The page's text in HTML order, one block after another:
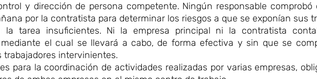
y dirección de persona competente. Ningún responsable comprobó
por la contratista para determinar los riesgos a que se exponían sus
la tarea insuficientes. Ni la empresa principal ni la contratista
el cual se llevará a cabo, de forma efectiva y sin que se
trabajadores intervinientes.
para la coordinación de actividades realizadas por varias empresas,